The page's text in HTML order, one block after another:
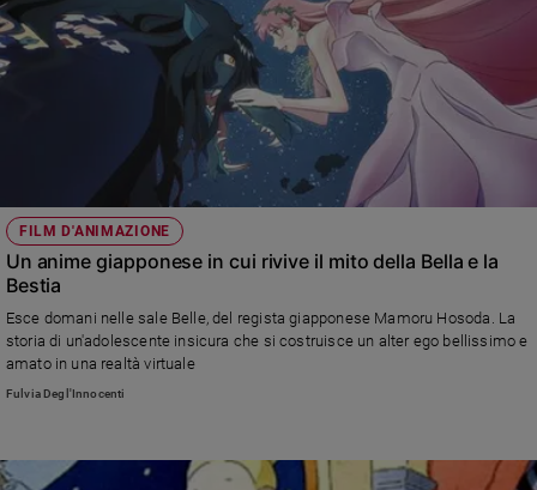
FILM D'ANIMAZIONE
Un anime giapponese in cui rivive il mito della Bella e la
Bestia
Esce domani nelle sale Belle, del regista giapponese Mamoru Hosoda. La
storia di un'adolescente insicura che si costruisce un alter ego bellissimo e
amato in una realtà virtuale
Fulvia Degl'Innocenti